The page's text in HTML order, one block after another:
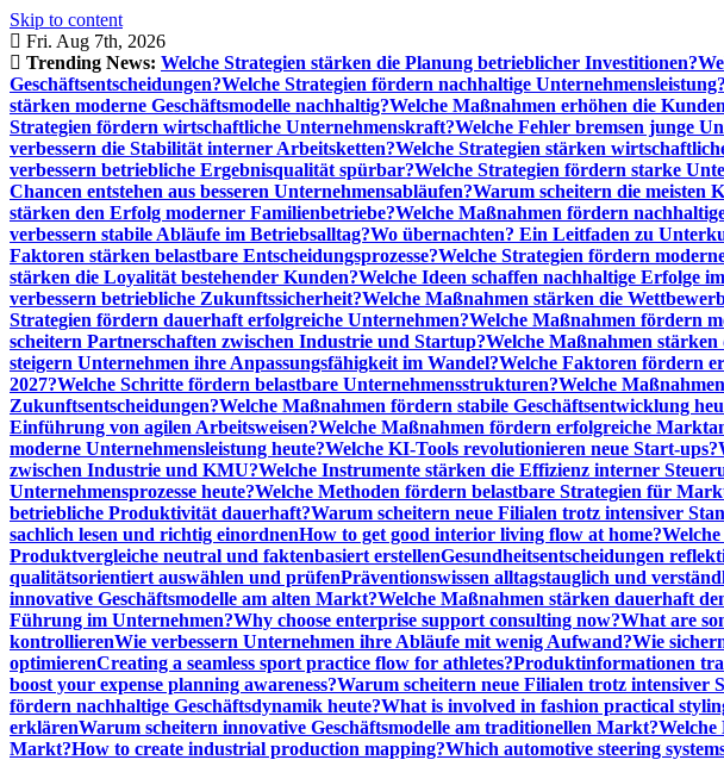
Skip to content
Fri. Aug 7th, 2026
Trending News: Welche Strategien stärken die Planung betrieblicher Investitionen?
Geschäftsentscheidungen?Welche Strategien fördern nachhaltige Unternehmensleistung?
stärken moderne Geschäftsmodelle nachhaltig?Welche Maßnahmen erhöhen die
Strategien fördern wirtschaftliche Unternehmenskraft?Welche Fehler bremsen junge
verbessern die Stabilität interner Arbeitsketten?Welche Strategien stärken
verbessern betriebliche Ergebnisqualität spürbar?Welche Strategien fördern starke
Chancen entstehen aus besseren Unternehmensabläufen?Warum scheitern die meisten
stärken den Erfolg moderner Familienbetriebe?Welche Maßnahmen fördern
verbessern stabile Abläufe im Betriebsalltag?Wo übernachten? Ein Leitfaden zu
Faktoren stärken belastbare Entscheidungsprozesse?Welche Strategien fördern
stärken die Loyalität bestehender Kunden?Welche Ideen schaffen nachhaltige Erfolge
verbessern betriebliche Zukunftssicherheit?Welche Maßnahmen stärken die
Strategien fördern dauerhaft erfolgreiche Unternehmen?Welche Maßnahmen fördern
scheitern Partnerschaften zwischen Industrie und Startup?Welche Maßnahmen
steigern Unternehmen ihre Anpassungsfähigkeit im Wandel?Welche Faktoren fördern
2027?Welche Schritte fördern belastbare Unternehmensstrukturen?Welche
Zukunftsentscheidungen?Welche Maßnahmen fördern stabile Geschäftsentwicklung
Einführung von agilen Arbeitsweisen?Welche Maßnahmen fördern erfolgreiche
moderne Unternehmensleistung heute?Welche KI-Tools revolutionieren neue Start-ups?
zwischen Industrie und KMU?Welche Instrumente stärken die Effizienz interner
Unternehmensprozesse heute?Welche Methoden fördern belastbare Strategien für
betriebliche Produktivität dauerhaft?Warum scheitern neue Filialen trotz intensiver
sachlich lesen und richtig einordnenHow to get good interior living flow at home?
Produktvergleiche neutral und faktenbasiert erstellenGesundheitsentscheidungen
qualitätsorientiert auswählen und prüfenPräventionswissen alltagstauglich und
innovative Geschäftsmodelle am alten Markt?Welche Maßnahmen stärken dauerhaft
Führung im Unternehmen?Why choose enterprise support consulting now?What are
kontrollierenWie verbessern Unternehmen ihre Abläufe mit wenig Aufwand?Wie
optimierenCreating a seamless sport practice flow for athletes?Produktinformationen
boost your expense planning awareness?Warum scheitern neue Filialen trotz intensiver
fördern nachhaltige Geschäftsdynamik heute?What is involved in fashion practical
erklärenWarum scheitern innovative Geschäftsmodelle am traditionellen Markt?
Markt?How to create industrial production mapping?Which automotive steering